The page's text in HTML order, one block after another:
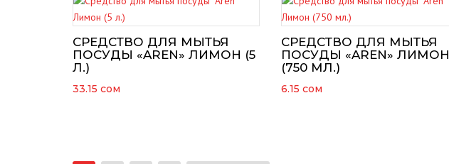
СРЕДСТВО ДЛЯ МЫТЬЯ
ПОСУДЫ «AREN» ЛИМОН (5
Л.)
33.15 сом
СРЕДСТВО ДЛЯ МЫТЬЯ
ПОСУДЫ «AREN» ЛИМОН
(750 МЛ.)
6.15 сом